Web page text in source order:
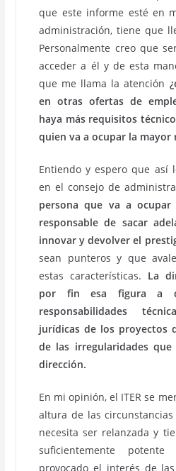
que este informe esté en
administración, tiene que
Personalmente creo que
acceder a él y de esta
que me llama la atención
en otras ofertas de
haya más requisitos
quien va a ocupar la mayor
Entiendo y espero que así
en el consejo de
persona que va a
responsable de sacar
innovar y devolver el
sean punteros y que
estas características. La
por fin esa figura a
responsabilidades
jurídicas de los proyectos
de las irregularidades
dirección.
En mi opinión, el ITER se
altura de las
necesita ser relanzada y
suficientemente
provocado el interés de